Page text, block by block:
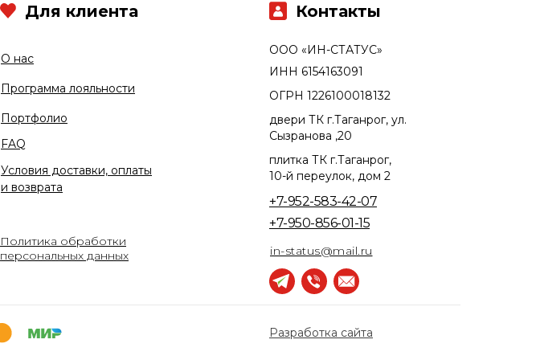
Политика обработки
персональных данных
+7-950-856-01-15
+7-952-583-42-07
О нас
Программа лояльности
Портфолио
ООО «ИН-СТАТУС»
плитка ТК г.Таганрог,
10-й переулок, дом 2
двери ТК г.Таганрог, ул.
Сызранова ,20
ОГРН 1226100018132
ИНН 6154163091
Разработка сайта
Условия доставки, оплаты
и возврата
FAQ
in-status@mail.ru
Контакты
Для клиента